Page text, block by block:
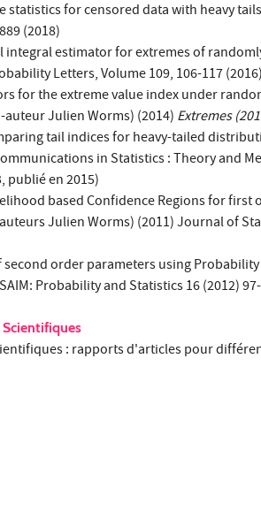
statistics for censored data with heavy
(2018)
integral estimator for extremes of
Letters, Volume 109, 106-117 (2016)
for the extreme value index under
Julien Worms) (2014) Extremes
tail indices for heavy-tailed
in Statistics : Theory and
publié en 2015)
based Confidence Regions for first
Julien Worms) (2011) Journal of
order parameters using
Probability and Statistics 16 (2012)
: rapports d'articles pour